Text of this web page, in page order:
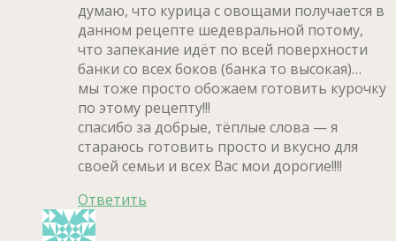
думаю, что курица с овощами получается в
данном рецепте шедевральной потому,
что запекание идёт по всей поверхности
банки со всех боков (банка то высокая)…
мы тоже просто обожаем готовить курочку
по этому рецепту!!!
спасибо за добрые, тёплые слова — я
стараюсь готовить просто и вкусно для
своей семьи и всех Вас мои дорогие!!!!
Ответить